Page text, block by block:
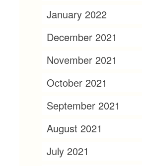
January 2022
December 2021
November 2021
October 2021
September 2021
August 2021
July 2021